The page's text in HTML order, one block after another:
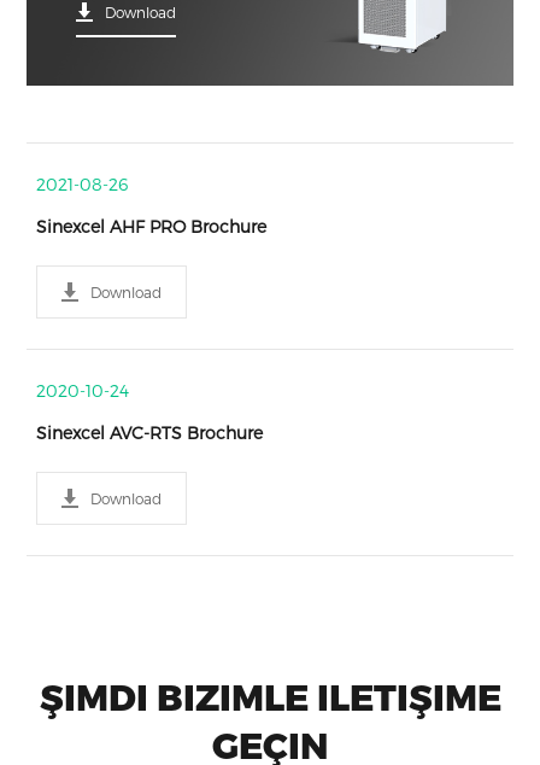
Download
2021-08-26
Sinexcel AHF PRO Brochure
Download
2020-10-24
Sinexcel AVC-RTS Brochure
Download
ŞIMDI BIZIMLE ILETIŞIME
GEÇIN